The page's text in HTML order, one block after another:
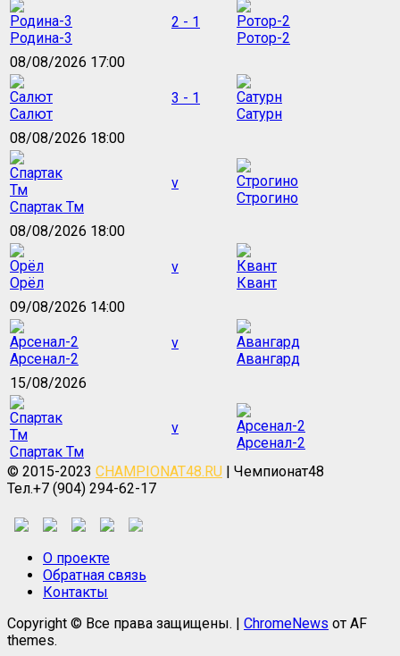
Родина-3
2 - 1
Ротор-2
08/08/2026 17:00
Салют
3 - 1
Сатурн
08/08/2026 18:00
Спартак Тм
v
Строгино
08/08/2026 18:00
Орёл
v
Квант
09/08/2026 14:00
Арсенал-2
v
Авангард
15/08/2026
Спартак Тм
v
Арсенал-2
© 2015-2023 CHAMPIONAT48.RU | Чемпионат48
Тел.+7 (904) 294-62-17
О проекте
Обратная связь
Контакты
Copyright © Все права защищены. | ChromeNews от AF
themes.